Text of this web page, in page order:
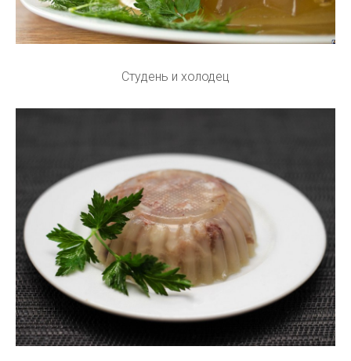
Студень и холодец